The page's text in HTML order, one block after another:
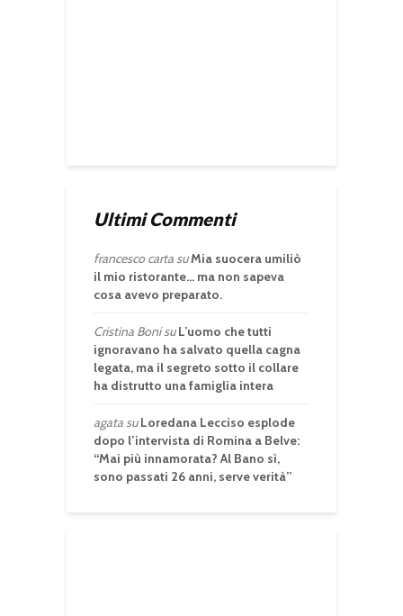
Ultimi Commenti
francesco carta suMia suocera umiliò
il mio ristorante… ma non sapeva
cosa avevo preparato.
Cristina BonisuL’uomo che tutti
ignoravano ha salvato quella cagna
legata, ma il segreto sotto il collare
ha distrutto una famiglia intera
agata suLoredana Lecciso esplode
dopo l’intervista di Romina a Belve:
“Mai più innamorata? Al Bano sì,
sono passati 26 anni, serve verità”